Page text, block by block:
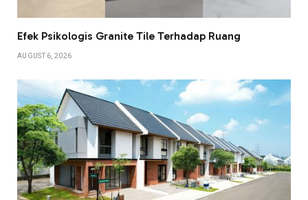
Efek Psikologis Granite Tile Terhadap Ruang
AUGUST 6, 2026